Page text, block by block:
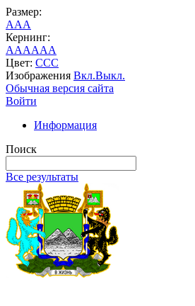
Размер:
AAA
Кернинг:
AAAAAA
Цвет: CCC
Изображения Вкл.Выкл.
Обычная версия сайта
Войти
Информация
Поиск
Все результаты